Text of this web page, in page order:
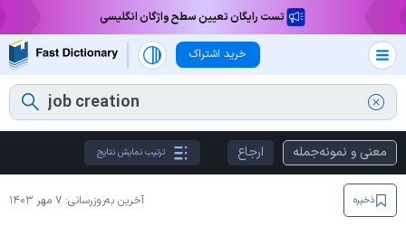
تست رایگان تعیین سطح واژگان انگلیسی
خرید اشتراک
معنی و نمونه‌جمله ارجاع ترتیب نمایش نتایج
آخرین به‌روزرسانی: ۷ مهر ۱۴۰۳ ذخیره